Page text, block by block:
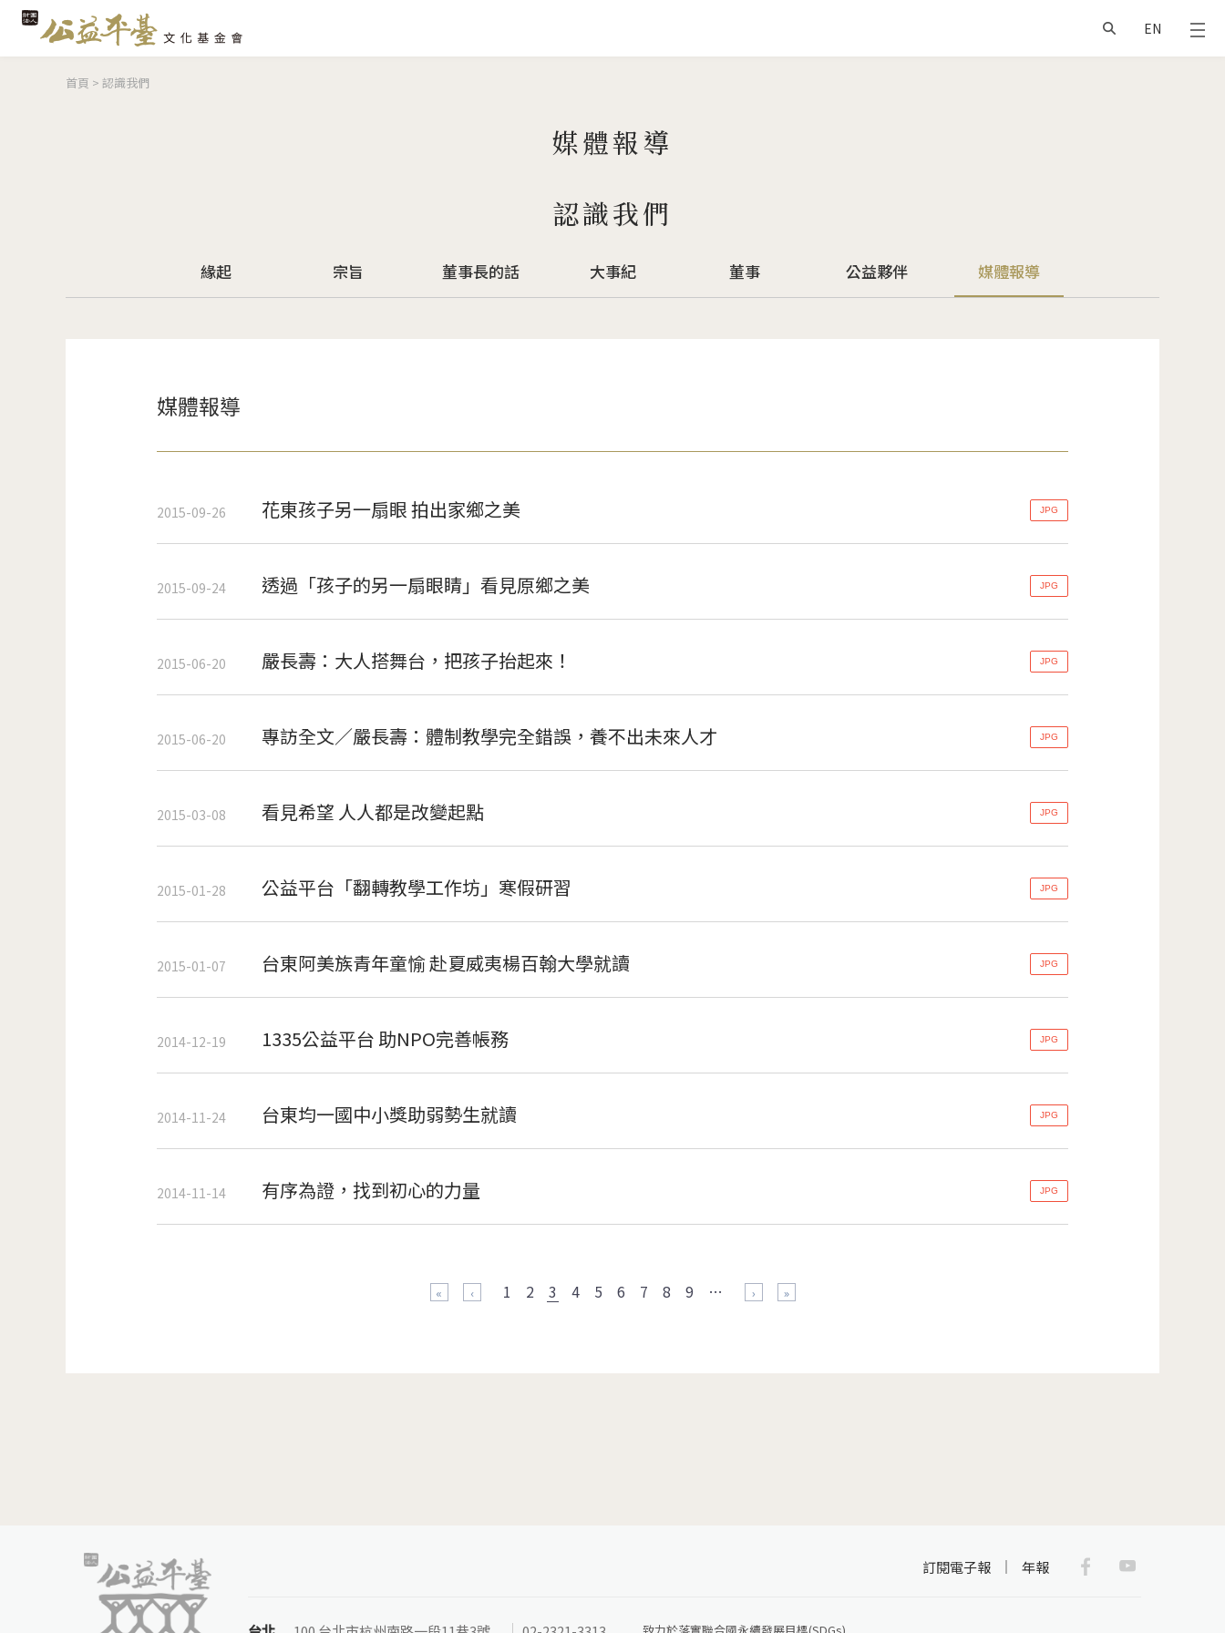
EN
您在這裡
首頁 > 認識我們
媒體報導
認識我們
緣起 宗旨 董事長的話 大事紀 董事 公益夥伴 媒體報導
媒體報導
2015-09-26 花東孩子另一扇眼 拍出家鄉之美 JPG
2015-09-24 透過「孩子的另一扇眼睛」看見原鄉之美 JPG
2015-06-20 嚴長壽：大人搭舞台，把孩子抬起來！ JPG
2015-06-20 專訪全文／嚴長壽：體制教學完全錯誤，養不出未來人才 JPG
2015-03-08 看見希望 人人都是改變起點 JPG
2015-01-28 公益平台「翻轉教學工作坊」寒假研習 JPG
2015-01-07 台東阿美族青年童愉 赴夏威夷楊百翰大學就讀 JPG
2014-12-19 1335公益平台 助NPO完善帳務 JPG
2014-11-24 台東均一國中小獎助弱勢生就讀 JPG
2014-11-14 有序為證，找到初心的力量 JPG
1 2 3 4 5 6 7 8 9 …
訂閱電子報 年報